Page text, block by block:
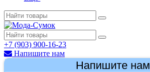
+7 (903) 900-16-23
Напишите нам
Напишите нам